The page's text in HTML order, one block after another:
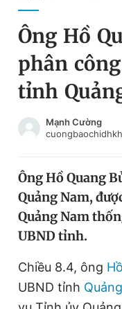
Chuyên mục
Chuyên mục khác
Chào ngày mới
Video
Sản phẩm khác
Tiện ích
Đổi mật khẩu
Tin đã lưu
Tin đã xem
Đăng xuất
Ông Hồ
phân
tỉnh
Mạnh Cường
Ông Hồ Quang
Quảng Nam,
Quảng Nam
UBND tỉnh.
Chiều 8.4, ông
UBND tỉnh